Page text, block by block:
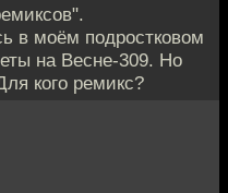
в моём подростковом
на Весне-309. Но
кого ремикс?